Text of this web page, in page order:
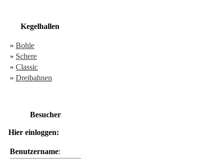
Kegelhallen
» Bohle
» Schere
» Classic
» Dreibahnen
Besucher
Hier einloggen:
Benutzername: